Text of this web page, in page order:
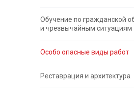
Обучение по гражданской
и чрезвычайным ситуациям
Особо опасные виды работ
Реставрация и архитектура